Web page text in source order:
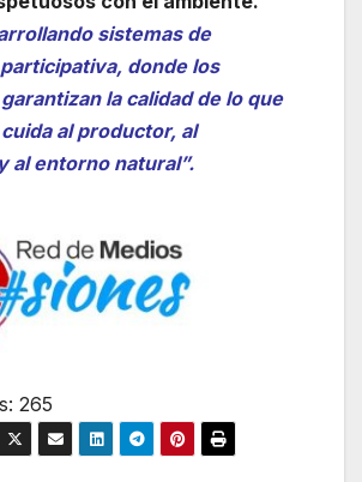
sistemas de
donde los
la calidad de lo que
al productor, al
al entorno natural”.
265